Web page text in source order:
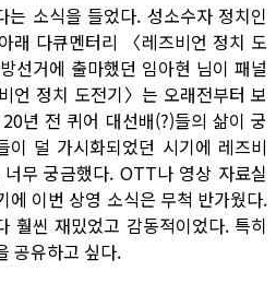
는 소식을 들었다. 성소수자 정치인
래 다큐멘터리 〈레즈비언 정치 도
선거에 출마했던 임아현 님이 패널
언 정치 도전기〉는 오래전부터 보
년 전 퀴어 대선배(?)들의 삶이 궁
이 덜 가시화되었던 시기에 레즈비
무 궁금했다. OTT나 영상 자료실
에 이번 상영 소식은 무척 반가웠다.
훨씬 재밌었고 감동적이었다. 특히
공유하고 싶다.